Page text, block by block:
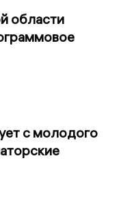
области
с молодого